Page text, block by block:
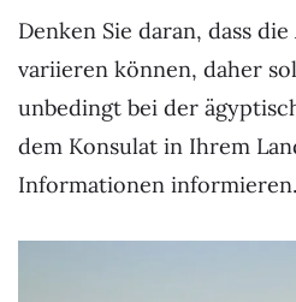
Denken Sie daran, dass
variieren können, daher
unbedingt bei der
dem Konsulat in Ihrem
Informationen informieren.